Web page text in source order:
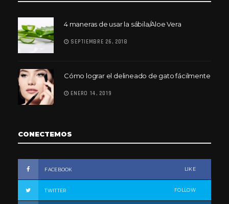
4 maneras de usar la sábila/Aloe Vera
SEPTIEMBRE 26, 2018
Cómo lograr el delineado de gato fácilmente
ENERO 14, 2019
CONECTEMOS
FACEBOOK LIKE
TWITTER FOLLOW